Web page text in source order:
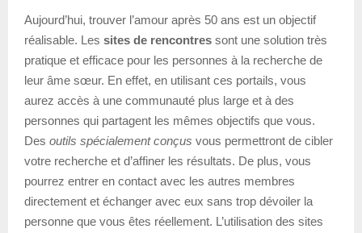
Aujourd’hui, trouver l’amour après 50 ans est un objectif
réalisable. Les sites de rencontres sont une solution très
pratique et efficace pour les personnes à la recherche de
leur âme sœur. En effet, en utilisant ces portails, vous
aurez accès à une communauté plus large et à des
personnes qui partagent les mêmes objectifs que vous.
Des outils spécialement conçus vous permettront de cibler
votre recherche et d’affiner les résultats. De plus, vous
pourrez entrer en contact avec les autres membres
directement et échanger avec eux sans trop dévoiler la
personne que vous êtes réellement. L’utilisation des sites